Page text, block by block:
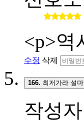
<p>역
수정 삭제
166. 최저가라 설
작성자